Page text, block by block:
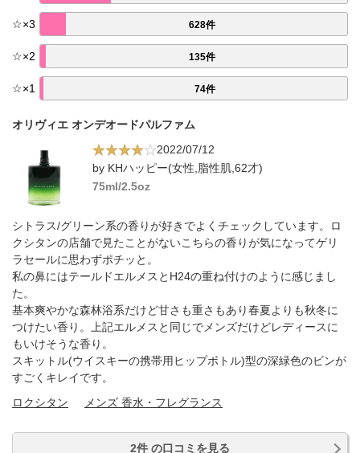
☆×3 628件
☆×2 135件
☆×1 74件
オリヴィエ オンデオードパルファム
2022/07/12
by KHハッピー(女性,脂性肌,62才)
75ml/2.5oz
シトラス/グリーン系の香りが好きでよくチェックしています。ロ
クシタンの店舗で見たことがないこちらの香りが気になってゲリ
ラセールに思わずポチッと。
私の鼻にはテールドエルメスとH24の重ね付けのように感じまし
た。
基本爽やかな森林浴系だけど甘さも重さもあり春夏よりも秋冬に
つけたい香り。上記エルメスと同じでメンズだけどレディースに
もいけそうな香り。
スキットル(ウイスキーの携帯用ヒップボトル)型の深緑色のビンが
すごくキレイです。
ロクシタン
メンズ 香水・フレグランス
2件 の口コミを見る